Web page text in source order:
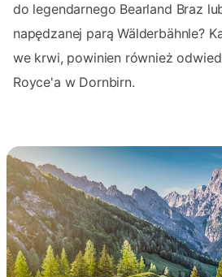
do legendarnego Bearland Braz
napędzanej parą Wälderbähnle?
we krwi, powinien również
Royce'a w Dornbirn.